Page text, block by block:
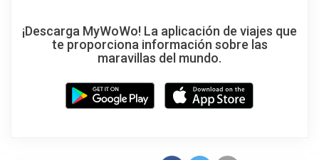
¡Descarga MyWoWo! La aplicación de viajes que
te proporciona información sobre las
maravillas del mundo.